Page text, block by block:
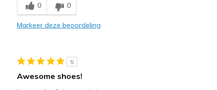
Comfortable
Poor Quality
0 0
Markeer deze beoordeling
5
Awesome shoes!